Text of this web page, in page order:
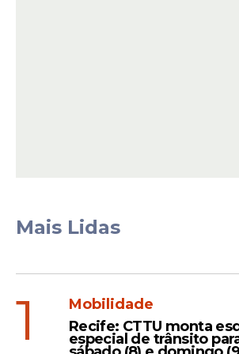
No Cabo,
Mais Lidas
1
Mobilidade
Recife: CTTU monta
especial de trânsito